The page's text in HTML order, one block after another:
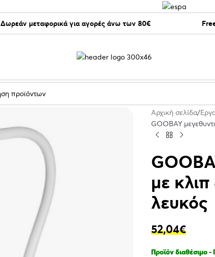
Δωρεάν μεταφορικά για αγορές άνω των 80€
Αρχική σελίδα
GOOBAY
με
λευκός
52,04€
Προϊόν διαθέσιμο